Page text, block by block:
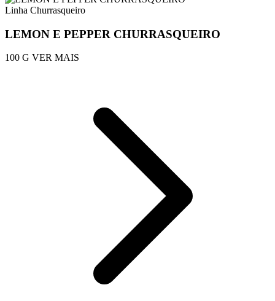
Linha Churrasqueiro
LEMON E PEPPER CHURRASQUEIRO
100 G VER MAIS